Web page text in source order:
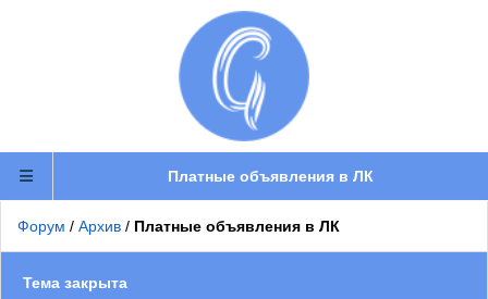
Платные объявления в ЛК
Форум / Архив / Платные объявления в ЛК
Тема закрыта